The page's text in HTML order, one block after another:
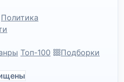
Политика
Топ-100
Подборки